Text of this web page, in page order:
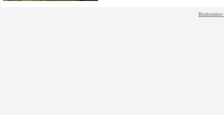
Biolovision